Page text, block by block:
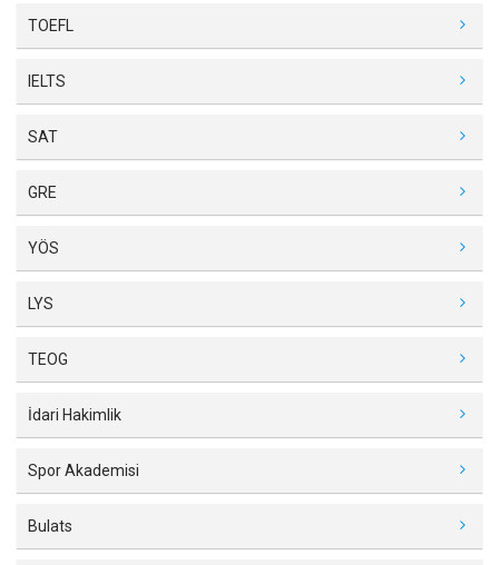
TOEFL
IELTS
SAT
GRE
YÖS
LYS
TEOG
İdari Hakimlik
Spor Akademisi
Bulats